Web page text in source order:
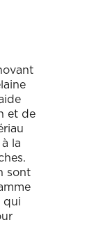
et de
la
sont
qui